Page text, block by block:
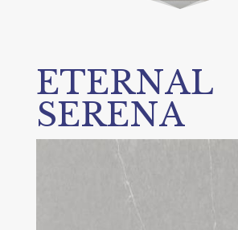
ETERNAL
SERENA